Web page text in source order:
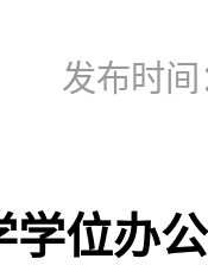
发布时间
学位办